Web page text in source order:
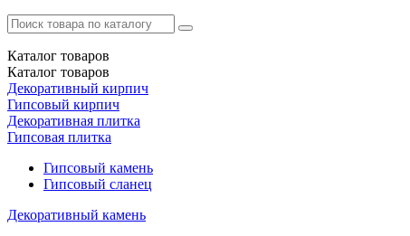
Каталог товаров
Каталог товаров
Декоративный кирпич
Гипсовый кирпич
Декоративная плитка
Гипсовая плитка
Гипсовый камень
Гипсовый сланец
Декоративный камень